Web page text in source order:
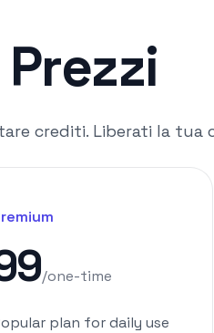
Prezzi
crediti. Liberati la tua
/one-time
plan for daily use